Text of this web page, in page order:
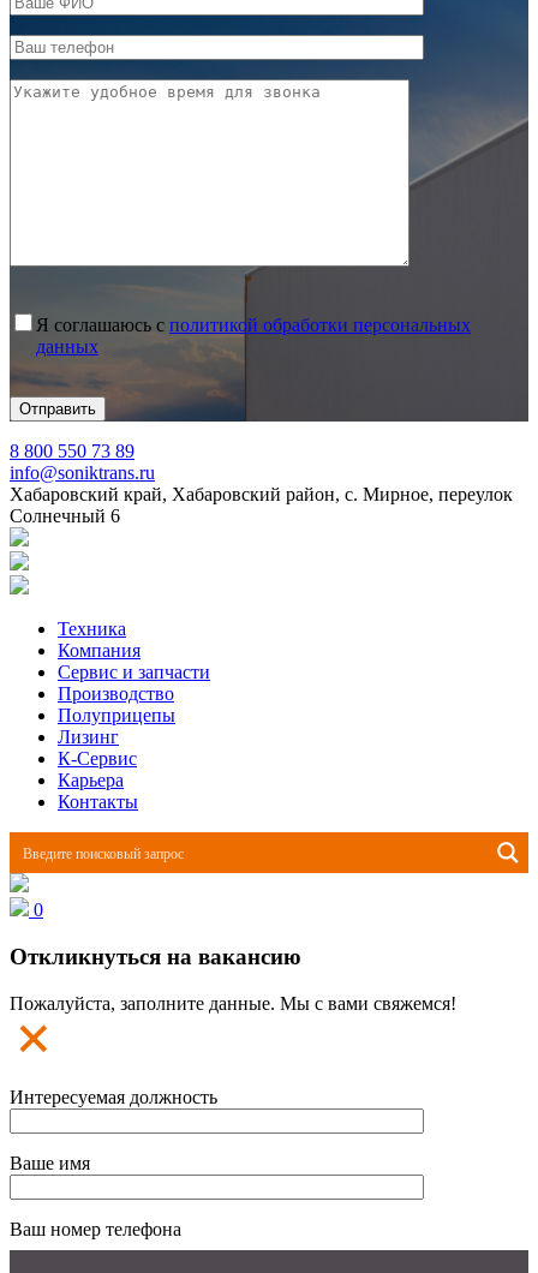
Я соглашаюсь с политикой обработки персональных
данных
8 800 550 73 89
info@soniktrans.ru
Хабаровский край, Хабаровский район, с. Мирное, переулок
Солнечный 6
Техника
Компания
Сервис и запчасти
Производство
Полуприцепы
Лизинг
К-Сервис
Карьера
Контакты
0
Откликнуться на вакансию
Пожалуйста, заполните данные. Мы с вами свяжемся!
Интересуемая должность
Ваше имя
Ваш номер телефона